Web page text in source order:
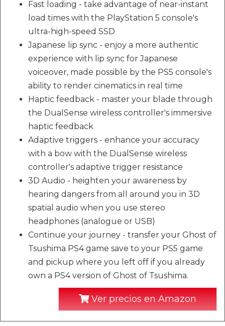
Fast loading - take advantage of near-instant
load times with the PlayStation 5 console's
ultra-high-speed SSD
Japanese lip sync - enjoy a more authentic
experience with lip sync for Japanese
voiceover, made possible by the PS5 console's
ability to render cinematics in real time
Haptic feedback - master your blade through
the DualSense wireless controller's immersive
haptic feedback
Adaptive triggers - enhance your accuracy
with a bow with the DualSense wireless
controller's adaptive trigger resistance
3D Audio - heighten your awareness by
hearing dangers from all around you in 3D
spatial audio when you use stereo
headphones (analogue or USB)
Continue your journey - transfer your Ghost of
Tsushima PS4 game save to your PS5 game
and pickup where you left off if you already
own a PS4 version of Ghost of Tsushima.
Ver precios en Amazon